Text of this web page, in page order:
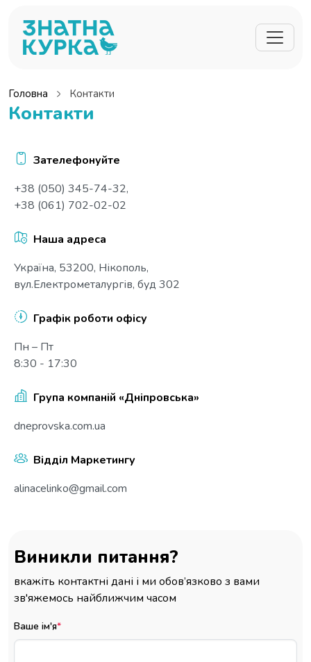
Головна Контакти
Контакти
Зателефонуйте
+38 (050) 345-74-32,
+38 (061) 702-02-02
Наша адреса
Україна, 53200, Нікополь,
вул.Електрометалургів, буд 302
Графік роботи офісу
Пн – Пт
8:30 - 17:30
Група компаній «Дніпровська»
dneprovska.com.ua
Відділ Маркетингу
alinacelinko@gmail.com
Виникли питання?
вкажіть контактні дані і ми обов’язково з вами
зв'яжемось найближчим часом
Ваше ім'я